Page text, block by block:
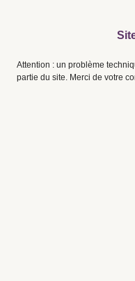
Attention : un problème
partie du site. Merci de votre